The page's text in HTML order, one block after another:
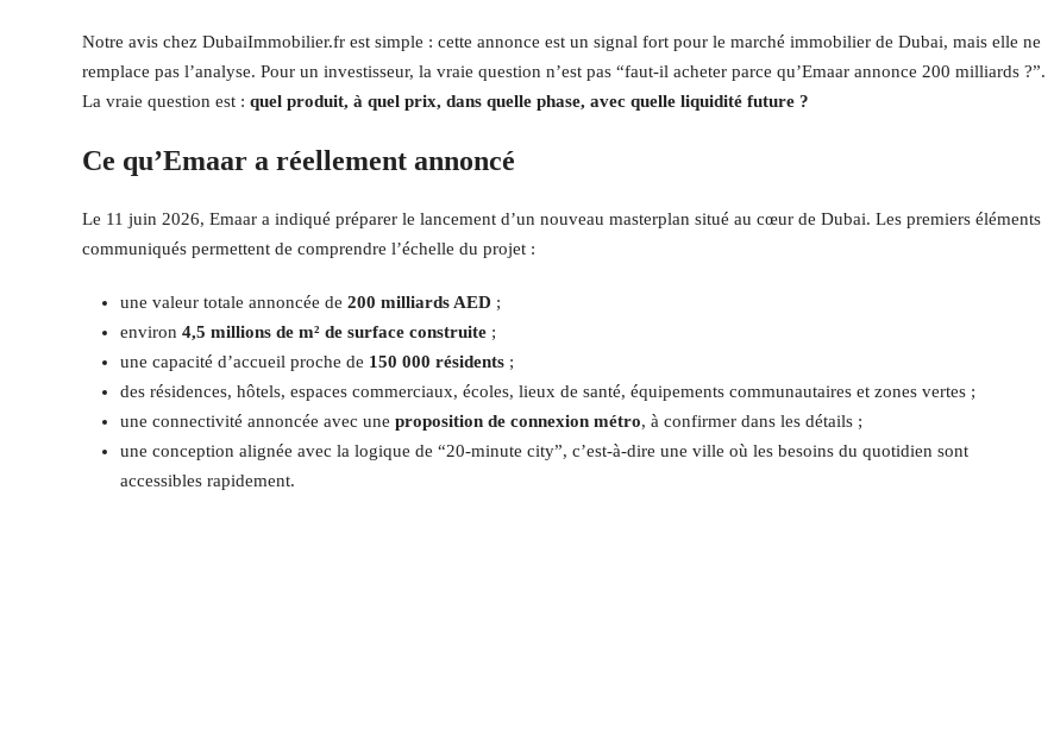
Notre avis chez DubaiImmobilier.fr est simple : cette annonce est un signal fort pour le marché immobilier de Dubai, mais elle ne
remplace pas l’analyse. Pour un investisseur, la vraie question n’est pas “faut-il acheter parce qu’Emaar annonce 200 milliards ?”.
La vraie question est : quel produit, à quel prix, dans quelle phase, avec quelle liquidité future ?
Ce qu’Emaar a réellement annoncé
Le 11 juin 2026, Emaar a indiqué préparer le lancement d’un nouveau masterplan situé au cœur de Dubai. Les premiers éléments
communiqués permettent de comprendre l’échelle du projet :
une valeur totale annoncée de 200 milliards AED ;
environ 4,5 millions de m² de surface construite ;
une capacité d’accueil proche de 150 000 résidents ;
des résidences, hôtels, espaces commerciaux, écoles, lieux de santé, équipements communautaires et zones vertes ;
une connectivité annoncée avec une proposition de connexion métro, à confirmer dans les détails ;
une conception alignée avec la logique de “20-minute city”, c’est-à-dire une ville où les besoins du quotidien sont
accessibles rapidement.